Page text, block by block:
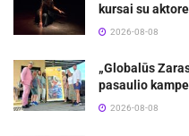
kursai su
2026-08-08
„Globalūs
pasaulio
2026-08-08